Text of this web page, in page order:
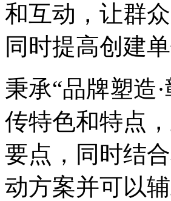
和互动，让群
同时提高创建
秉承“品牌塑造
传特色和特点
要点，同时结
动方案并可以